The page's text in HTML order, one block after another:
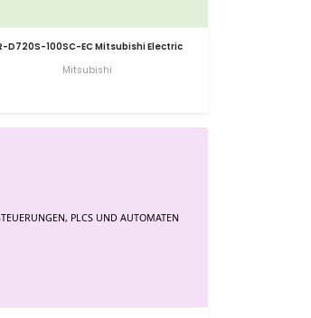
D720S-100SC-EC Mitsubishi Electric
Mitsubishi